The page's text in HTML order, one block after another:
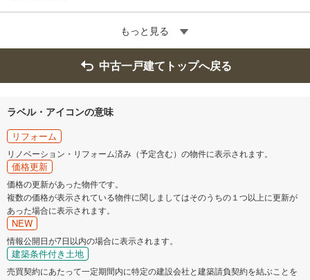
もっと見る
中古一戸建てトップへ戻る
ラベル・アイコンの意味
リフォーム
リノベーション・リフォーム済み（予定含む）の物件に表示されます。
価格更新
価格の更新があった物件です。
複数の価格が表示されている物件に関しましてはそのうちの１つ以上に更新が
あった場合に表示されます。
NEW
情報公開日が7日以内の場合に表示されます。
建築条件付き土地
売買契約にあたって一定期間内に特定の建設会社と建築請負契約を結ぶことを